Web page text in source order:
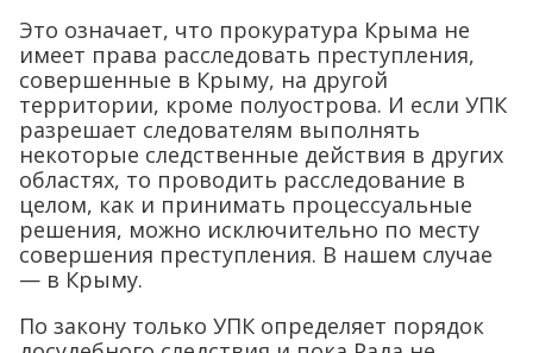
Это означает, что прокуратура Крыма не
имеет права расследовать преступления,
совершенные в Крыму, на другой
территории, кроме полуострова. И если УПК
разрешает следователям выполнять
некоторые следственные действия в других
областях, то проводить расследование в
целом, как и принимать процессуальные
решения, можно исключительно по месту
совершения преступления. В нашем случае
— в Крыму.
По закону только УПК определяет порядок